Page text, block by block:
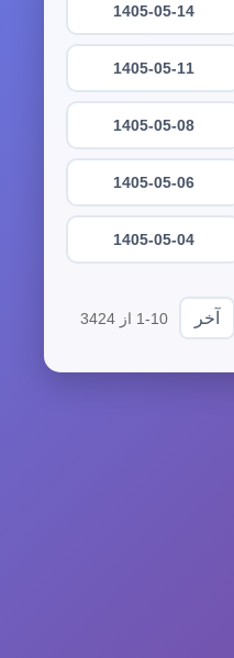
1405-05-14
1405-05-11
1405-05-08
1405-05-06
1405-05-04
آخر 1-10 از 3424